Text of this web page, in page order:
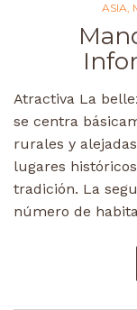
ASIA,
Atractiva La
se centra
rurales y
lugares
tradición. La
número de